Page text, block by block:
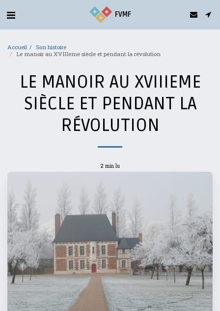
gtag('config', 'G-5T2FDQN1C0');
FVMF
Accueil
Son histoire
Le manoir au XVIIIeme siècle et pendant la révolution
LE MANOIR AU XVIIIEME
SIÈCLE ET PENDANT LA
RÉVOLUTION
2 min lu